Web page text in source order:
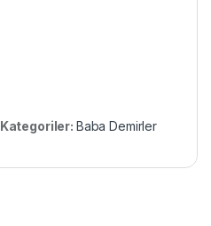
Kategoriler: Baba Demirler